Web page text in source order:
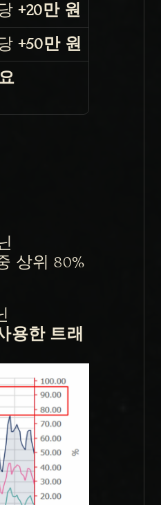
+20만 원
+50만 원
상위 80%
용한 트래